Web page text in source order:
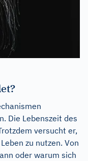
Die Lebenszeit des
versucht er,
zu nutzen. Von
oder warum sich